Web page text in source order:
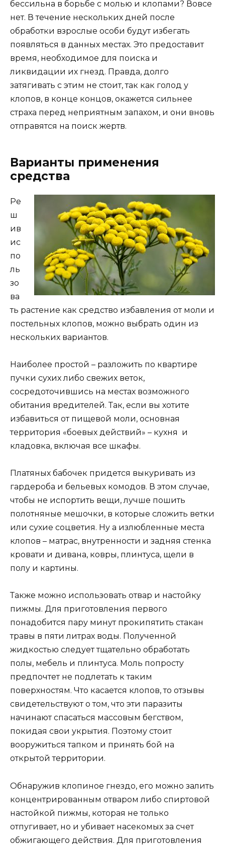
бессильна в борьбе с молью и клопами? Вовсе
нет. В течение нескольких дней после
обработки взрослые особи будут избегать
появляться в данных местах. Это предоставит
время, необходимое для поиска и
ликвидации их гнезд. Правда, долго
затягивать с этим не стоит, так как голод у
клопов, в конце концов, окажется сильнее
страха перед неприятным запахом, и они вновь
отправятся на поиск жертв.
Варианты применения
средства
Ре
ш
ив
ис
по
ль
зо
ва
ть растение как средство избавления от моли и
постельных клопов, можно выбрать один из
нескольких вариантов.
Наиболее простой – разложить по квартире
пучки сухих либо свежих веток,
сосредоточившись на местах возможного
обитания вредителей. Так, если вы хотите
избавиться от пищевой моли, основная
территория «боевых действий» – кухня и
кладовка, включая все шкафы.
Платяных бабочек придется выкуривать из
гардероба и бельевых комодов. В этом случае,
чтобы не испортить вещи, лучше пошить
полотняные мешочки, в которые сложить ветки
или сухие соцветия. Ну а излюбленные места
клопов – матрас, внутренности и задняя стенка
кровати и дивана, ковры, плинтуса, щели в
полу и картины.
Также можно использовать отвар и настойку
пижмы. Для приготовления первого
понадобится пару минут прокипятить стакан
травы в пяти литрах воды. Полученной
жидкостью следует тщательно обработать
полы, мебель и плинтуса. Моль попросту
предпочтет не подлетать к таким
поверхностям. Что касается клопов, то отзывы
свидетельствуют о том, что эти паразиты
начинают спасаться массовым бегством,
покидая свои укрытия. Поэтому стоит
вооружиться тапком и принять бой на
открытой территории.
Обнаружив клопиное гнездо, его можно залить
концентрированным отваром либо спиртовой
настойкой пижмы, которая не только
отпугивает, но и убивает насекомых за счет
обжигающего действия. Для приготовления